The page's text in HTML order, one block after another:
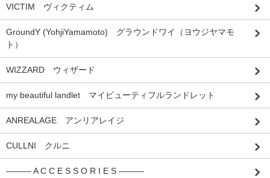
VICTIM ヴィクティム
GroundY (YohjiYamamoto) グラウンドワイ（ヨウジヤマモ
ト）
WIZZARD ウィザード
my beautiful landlet マイビューティフルランドレット
ANREALAGE アンリアレイジ
CULLNI クルニ
――― A C C E S S O R I E S ―――